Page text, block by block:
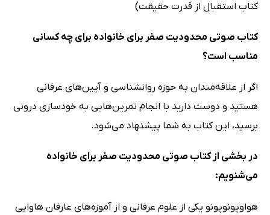
کتاب استقبال از قدرت حقیقت)
کتاب صوتی محدودیت صفر برای خانواده برای چه کسانی
مناسب است؟
اگر از علاقه‌مندان به حوزه روانشناسی و آیین‌های عرفانی
هستید و دوست دارید با انجام تمرین‌هایی به خودسازی درونی
برسید، این کتاب به شما پیشنهاد می‌شود.
در بخشی از کتاب صوتی محدودیت صفر برای خانواده
می‌شنویم:
هواوپونوپونو یکی از علوم عرفانی و از آموزه‌های عارفان هاوایی